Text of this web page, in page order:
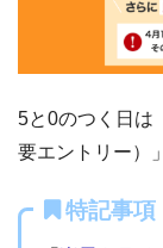
5と0のつく日は
要エントリー）
特記事項